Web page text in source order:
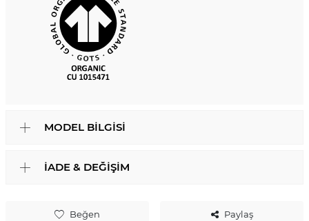
Beğen Paylaş
MODEL BILGISI
İADE & DEĞIŞIM